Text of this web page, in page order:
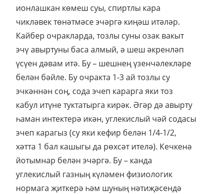
ионлашкан көмеш суы, спиртлы кара
чикләвек төнәтмәсе эчәргә киңәш итәләр.
Кайбер очракларда, тозлы суны озак вакыт
эчү авыртуны баса алмый, ә шеш әкренләп
үсүен дәвам итә. Бу – шешнең үзенчәлекләре
белән бәйле. Бу очракта 1-3 ай тозлы су
эчкәннән соң, сода эчеп карарга яки тоз
кабул итүне туктатырга кирәк. Әгәр дә авырту
һаман интектерә икән, углекислый чәй содасы
эчеп карагыз (су яки кефир белән 1/4-1/2,
хәтта 1 бал кашыгы да рөхсәт ителә). Кечкенә
йотымнар белән эчәргә. Бу – канда
углекислый газның күләмен физиологик
нормага җиткерә һәм шуның нәтиҗәсендә